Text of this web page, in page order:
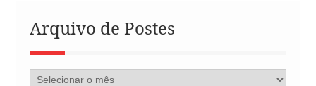
Arquivo de Postes
Arquivo